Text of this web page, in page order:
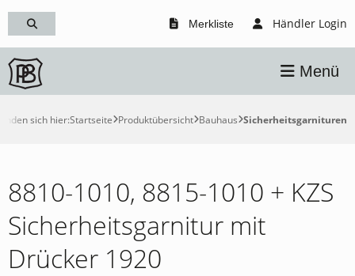
Merkliste Händler Login
Menü
sich hier:Startseite Produktübersicht Bauhaus Sicherheitsgarnituren
8810-1010, 8815-1010 + KZS
Sicherheitsgarnitur mit
Drücker 1920